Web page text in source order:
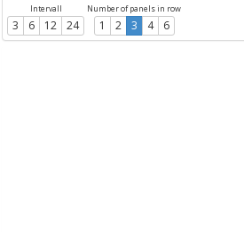
Intervall
3 6 12 24
Number of panels in row
1 2 3 4 6